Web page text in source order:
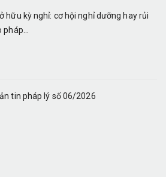
hữu kỳ nghỉ: cơ hội nghỉ dưỡng hay rủi
pháp...
tin pháp lý số 06/2026